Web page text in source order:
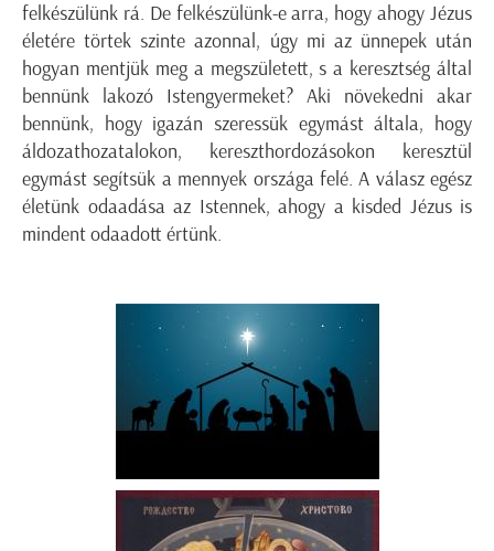
felkészülünk rá. De felkészülünk-e arra, hogy ahogy Jézus
életére törtek szinte azonnal, úgy mi az ünnepek után
hogyan mentjük meg a megszületett, s a keresztség által
bennünk lakozó Istengyermeket? Aki növekedni akar
bennünk, hogy igazán szeressük egymást általa, hogy
áldozathozatalokon, kereszthordozásokon keresztül
egymást segítsük a mennyek országa felé. A válasz egész
életünk odaadása az Istennek, ahogy a kisded Jézus is
mindent odaadott értünk.